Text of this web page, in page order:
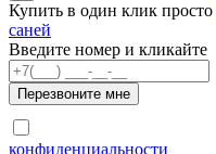
Купить в один клик просто
саней
Введите номер и кликайте
Перезвоните мне
конфиденциальности